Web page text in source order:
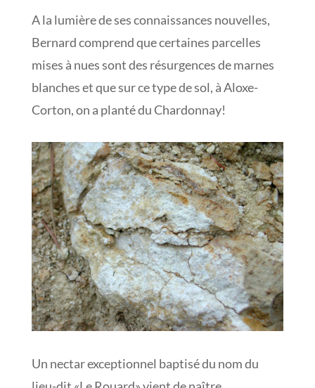
A la lumière de ses connaissances nouvelles,
Bernard comprend que certaines parcelles
mises à nues sont des résurgences de marnes
blanches et que sur ce type de sol, à Aloxe-
Corton, on a planté du Chardonnay!
Un nectar exceptionnel baptisé du nom du